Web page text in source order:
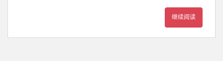
继续阅读